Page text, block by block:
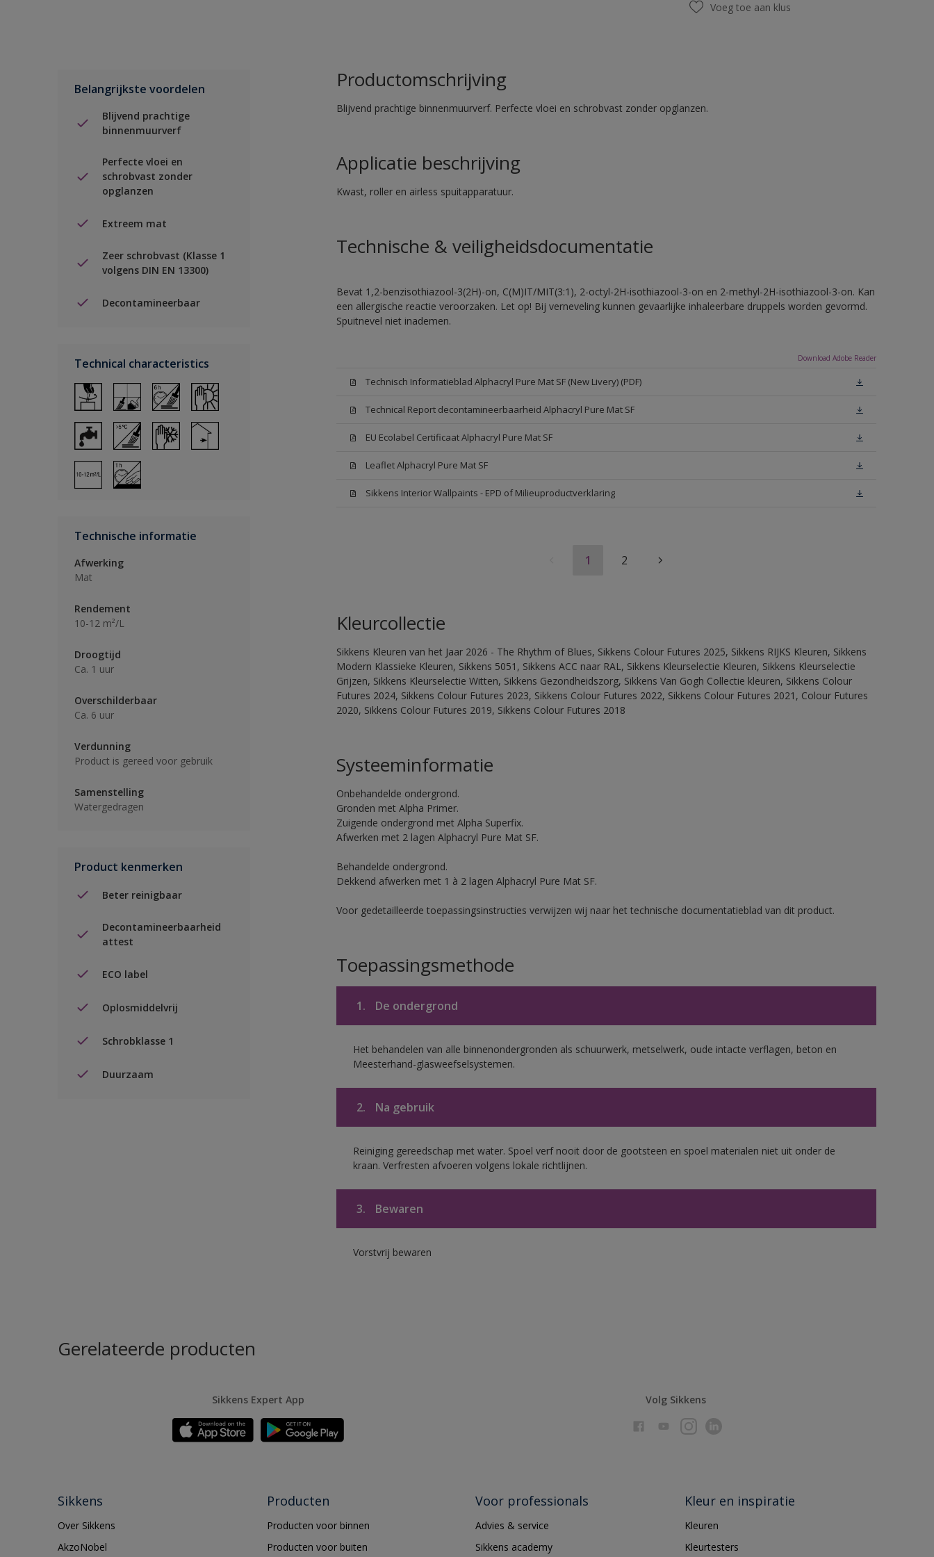
Voeg toe aan klus
Belangrijkste voordelen
Blijvend prachtige
binnenmuurverf
Perfecte vloei en
schrobvast zonder
opglanzen
Extreem mat
Zeer schrobvast (Klasse 1
volgens DIN EN 13300)
Decontamineerbaar
Technical characteristics
Technische informatie
Afwerking
Mat
Rendement
10-12 m²/L
Droogtijd
Ca. 1 uur
Overschilderbaar
Ca. 6 uur
Verdunning
Product is gereed voor gebruik
Samenstelling
Watergedragen
Product kenmerken
Beter reinigbaar
Decontamineerbaarheid
attest
ECO label
Oplosmiddelvrij
Schrobklasse 1
Duurzaam
Productomschrijving
Blijvend prachtige binnenmuurverf. Perfecte vloei en schrobvast zonder opglanzen.
Applicatie beschrijving
Kwast, roller en airless spuitapparatuur.
Technische & veiligheidsdocumentatie
Bevat 1,2-benzisothiazool-3(2H)-on, C(M)IT/MIT(3:1), 2-octyl-2H-isothiazool-3-on en 2-methyl-2H-isothiazool-3-on. Kan
een allergische reactie veroorzaken. Let op! Bij verneveling kunnen gevaarlijke inhaleerbare druppels worden gevormd.
Spuitnevel niet inademen.
Download Adobe Reader
Technisch Informatieblad Alphacryl Pure Mat SF (New Livery) (PDF)
Technical Report decontamineerbaarheid Alphacryl Pure Mat SF
EU Ecolabel Certificaat Alphacryl Pure Mat SF
Leaflet Alphacryl Pure Mat SF
Sikkens Interior Wallpaints - EPD of Milieuproductverklaring
1 2
Kleurcollectie
Sikkens Kleuren van het Jaar 2026 - The Rhythm of Blues, Sikkens Colour Futures 2025, Sikkens RIJKS Kleuren, Sikkens
Modern Klassieke Kleuren, Sikkens 5051, Sikkens ACC naar RAL, Sikkens Kleurselectie Kleuren, Sikkens Kleurselectie
Grijzen, Sikkens Kleurselectie Witten, Sikkens Gezondheidszorg, Sikkens Van Gogh Collectie kleuren, Sikkens Colour
Futures 2024, Sikkens Colour Futures 2023, Sikkens Colour Futures 2022, Sikkens Colour Futures 2021, Colour Futures
2020, Sikkens Colour Futures 2019, Sikkens Colour Futures 2018
Systeeminformatie
Onbehandelde ondergrond.
Gronden met Alpha Primer.
Zuigende ondergrond met Alpha Superfix.
Afwerken met 2 lagen Alphacryl Pure Mat SF.
Behandelde ondergrond.
Dekkend afwerken met 1 à 2 lagen Alphacryl Pure Mat SF.
Voor gedetailleerde toepassingsinstructies verwijzen wij naar het technische documentatieblad van dit product.
Toepassingsmethode
1. De ondergrond
Het behandelen van alle binnenondergronden als schuurwerk, metselwerk, oude intacte verflagen, beton en
Meesterhand-glasweefselsystemen.
2. Na gebruik
Reiniging gereedschap met water. Spoel verf nooit door de gootsteen en spoel materialen niet uit onder de
kraan. Verfresten afvoeren volgens lokale richtlijnen.
3. Bewaren
Vorstvrij bewaren
Gerelateerde producten
Sikkens Expert App Volg Sikkens
Sikkens
Over Sikkens
AkzoNobel
Producten
Producten voor binnen
Producten voor buiten
Voor professionals
Advies & service
Sikkens academy
Kleur en inspiratie
Kleuren
Kleurtesters